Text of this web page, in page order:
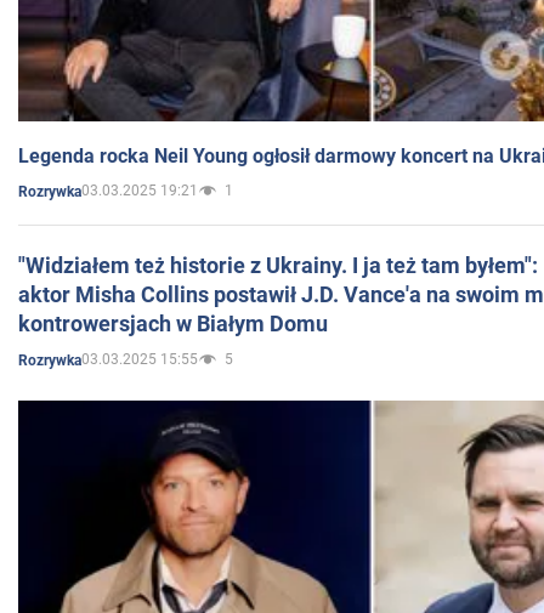
Legenda rocka Neil Young ogłosił darmowy koncert na
Rozrywka03.03.2025 19:21 1
"Widziałem też historie z Ukrainy. I ja też tam
aktor Misha Collins postawił J.D. Vance'a na swoim
kontrowersjach w Białym Domu
Rozrywka03.03.2025 15:55 5